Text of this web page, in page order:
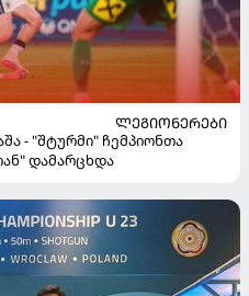
ᲚᲔᲒᲘᲝᲜᲔᲠᲔᲑᲘ
- "შტურმი" ჩემპიონთა
დამარცხდა